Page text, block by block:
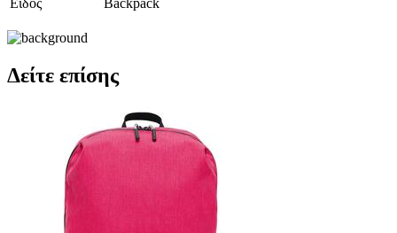
Δείτε επίσης